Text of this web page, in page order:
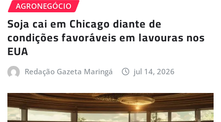
AGRONEGÓCIO
Soja cai em Chicago diante de
condições favoráveis em lavouras nos
EUA
Redação Gazeta Maringá jul 14, 2026